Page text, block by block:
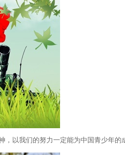
以我们的努力一定能为中国青少年的